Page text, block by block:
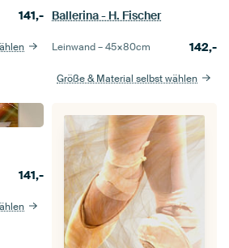
141,- Ballerina - H. Fischer
Leinwand –45×80cm 142,-
Größe & Material selbst wählen
141,-